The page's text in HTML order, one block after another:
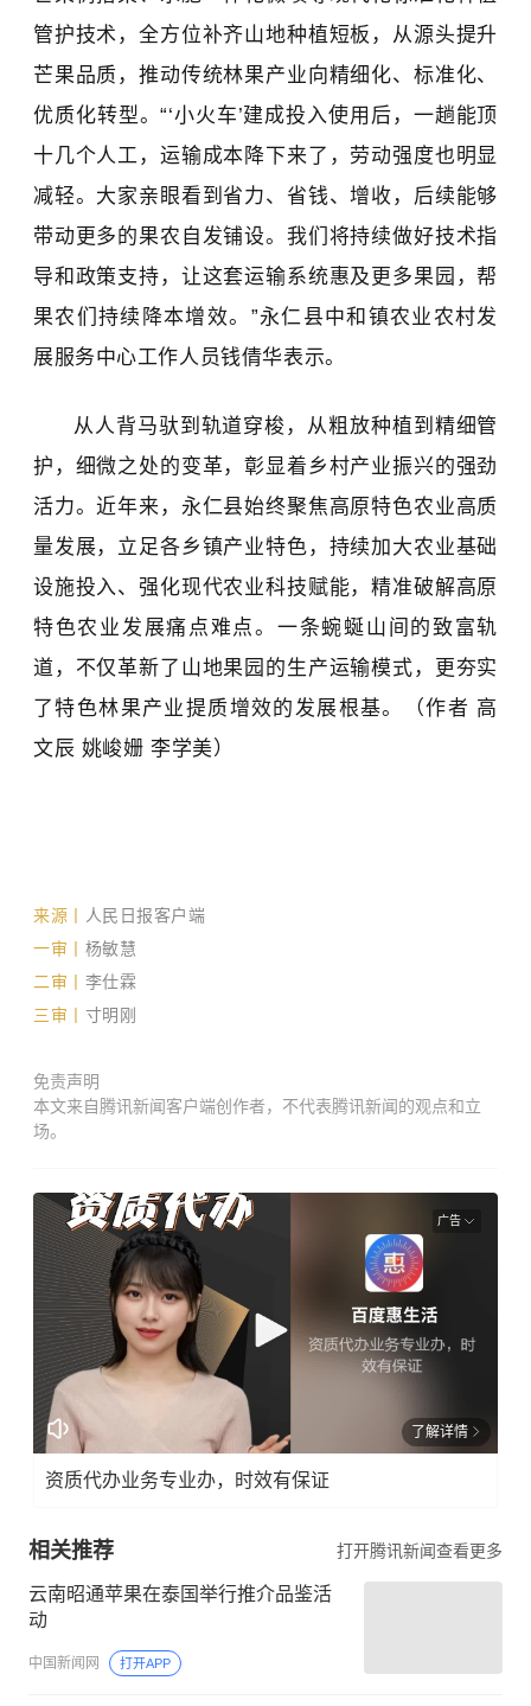
管护技术，全方位补齐山地种植短板，从源头提升
芒果品质，推动传统林果产业向精细化、标准化、
优质化转型。“‘小火车’建成投入使用后，一趟能顶
十几个人工，运输成本降下来了，劳动强度也明显
减轻。大家亲眼看到省力、省钱、增收，后续能够
带动更多的果农自发铺设。我们将持续做好技术指
导和政策支持，让这套运输系统惠及更多果园，帮
果农们持续降本增效。”永仁县中和镇农业农村发
展服务中心工作人员钱倩华表示。
从人背马驮到轨道穿梭，从粗放种植到精细管
护，细微之处的变革，彰显着乡村产业振兴的强劲
活力。近年来，永仁县始终聚焦高原特色农业高质
量发展，立足各乡镇产业特色，持续加大农业基础
设施投入、强化现代农业科技赋能，精准破解高原
特色农业发展痛点难点。一条蜿蜒山间的致富轨
道，不仅革新了山地果园的生产运输模式，更夯实
了特色林果产业提质增效的发展根基。
（作者 高
文辰 姚峻姗李学美）
来源丨
人民日报客户端
一审丨 杨敏慧
二审丨 李仕霖
三审丨 寸明刚
免责声明
本文来自腾讯新闻客户端创作者，不代表腾讯新闻的观点和立
场。
广告
了解详情
资质代办业务专业办，时效有保证
相关推荐 打开腾讯新闻查看更多
云南昭通苹果在泰国举行推介品鉴活
动
中国新闻网 打开APP